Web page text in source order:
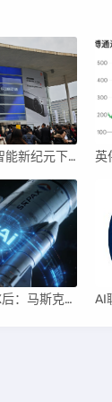
MWC26前瞻：智能新纪元下的科技盛宴
xAI合并SpaceX后：马斯克直接介入，团队压力激增